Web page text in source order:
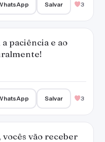
Salvar 3
paciência e ao
Salvar 3
vocês vão receber